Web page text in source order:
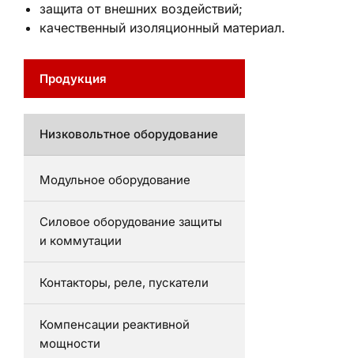
защита от внешних воздействий;
качественный изоляционный материал.
Продукция
Низковольтное оборудование
Модульное оборудование
Силовое оборудование защиты
и коммутации
Контакторы, реле, пускатели
Компенсации реактивной
мощности